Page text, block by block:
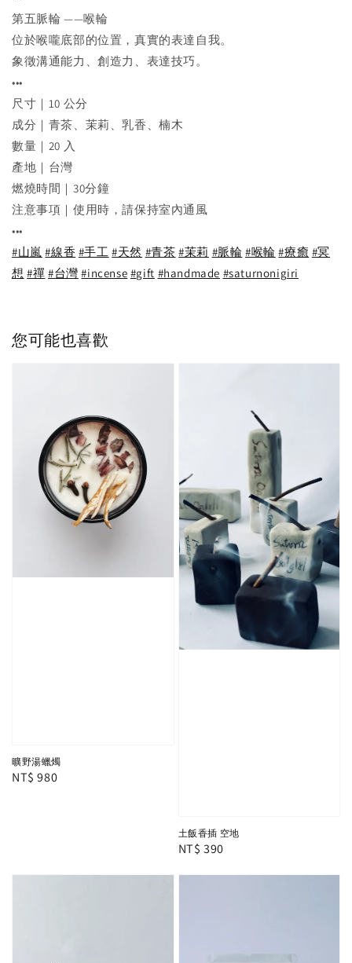
第五脈輪 ——喉輪
位於喉嚨底部的位置，真實的表達自我。
象徵溝通能力、創造力、表達技巧。
•••
尺寸｜10 公分
成分｜青茶、茉莉、乳香、楠木
數量｜20 入
產地｜台灣
燃燒時間｜30分鐘
注意事項｜使用時，請保持室內通風
•••
#山嵐 #線香 #手工 #天然 #青茶 #茉莉 #脈輪 #喉輪 #療癒 #冥
想 #禪 #台灣 #incense #gift #handmade #saturnonigiri
您可能也喜歡
曠野湯蠟燭
Regular
NT$ 980
土飯香插 空地
Regular
NT$ 390